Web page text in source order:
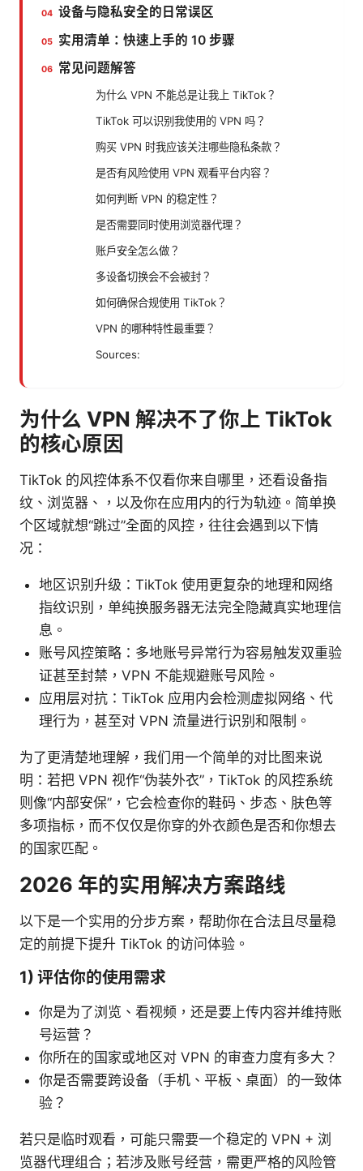
设备与隐私安全的日常误区
实用清单：快速上手的 10 步骤
常见问题解答
为什么 VPN 不能总是让我上 TikTok？
TikTok 可以识别我使用的 VPN 吗？
购买 VPN 时我应该关注哪些隐私条款？
是否有风险使用 VPN 观看平台内容？
如何判断 VPN 的稳定性？
是否需要同时使用浏览器代理？
账户安全怎么做？
多设备切换会不会被封？
如何确保合规使用 TikTok？
VPN 的哪种特性最重要？
Sources:
为什么 VPN 解决不了你上 TikTok
的核心原因
TikTok 的风控体系不仅看你来自哪里，还看设备指
纹、浏览器、，以及你在应用内的行为轨迹。简单换
个区域就想“跳过”全面的风控，往往会遇到以下情
况：
地区识别升级：TikTok 使用更复杂的地理和网络
指纹识别，单纯换服务器无法完全隐藏真实地理信
息。
账号风控策略：多地账号异常行为容易触发双重验
证甚至封禁，VPN 不能规避账号风险。
应用层对抗：TikTok 应用内会检测虚拟网络、代
理行为，甚至对 VPN 流量进行识别和限制。
为了更清楚地理解，我们用一个简单的对比图来说
明：若把 VPN 视作“伪装外衣”，TikTok 的风控系统
则像“内部安保”，它会检查你的鞋码、步态、肤色等
多项指标，而不仅仅是你穿的外衣颜色是否和你想去
的国家匹配。
2026 年的实用解决方案路线
以下是一个实用的分步方案，帮助你在合法且尽量稳
定的前提下提升 TikTok 的访问体验。
1) 评估你的使用需求
你是为了浏览、看视频，还是要上传内容并维持账
号运营？
你所在的国家或地区对 VPN 的审查力度有多大？
你是否需要跨设备（手机、平板、桌面）的一致体
验？
若只是临时观看，可能只需要一个稳定的 VPN + 浏
览器代理组合；若涉及账号经营，需更严格的风险管